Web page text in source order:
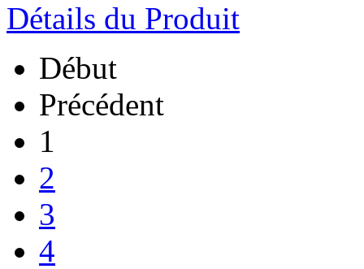
Détails du Produit
Début
Précédent
1
2
3
4